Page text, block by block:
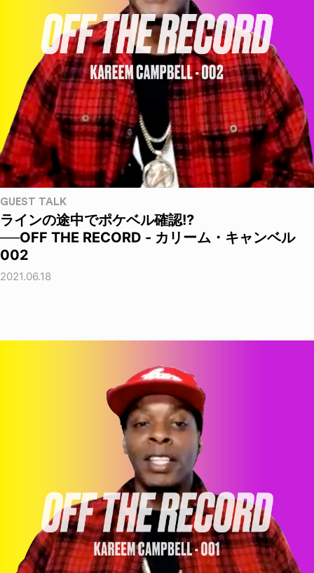
GUEST TALK
ラインの途中でポケベル確認!?
──OFF THE RECORD - カリーム・キャンベル
002
2021.06.18